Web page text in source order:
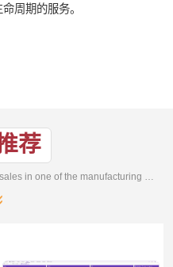
周期的服务。
荐